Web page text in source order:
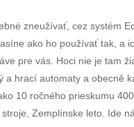
zneužívať, cez systém
ako ho používať tak, a
pre vás. Hoci nie je tam
a hrací automaty a obecně
10 ročného prieskumu
Zemplínske leto. Ide